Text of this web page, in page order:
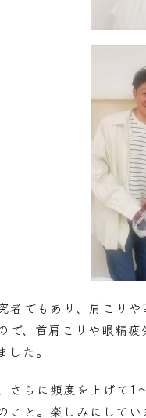
者でもあり、肩こり
で、首肩こりや眼精
した。
さらに頻度を上げて1
こと。楽しみにしてい